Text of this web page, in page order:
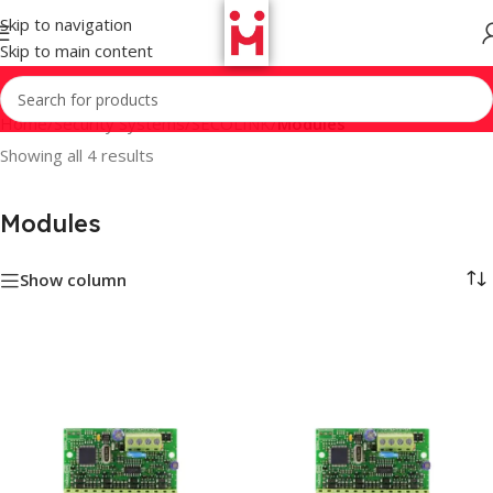
Skip to navigation
Skip to main content
Home/Security Systems/SECOLINK/Modules
Showing all 4 results
Modules
Show column